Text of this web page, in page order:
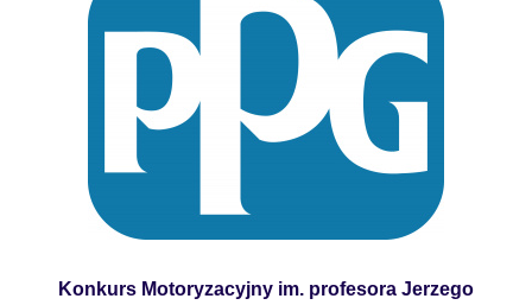
Konkurs Motoryzacyjny im. profesora Jerzego